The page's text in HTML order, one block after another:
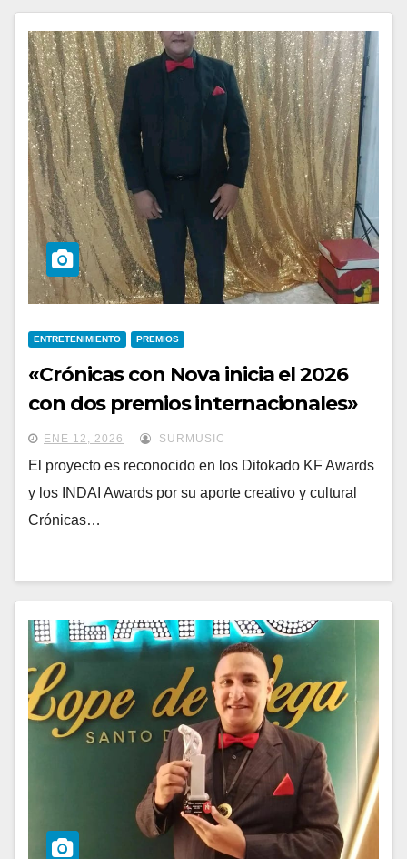
ENTRETENIMIENTO PREMIOS
«Crónicas con Nova inicia el 2026
con dos premios internacionales»
ENE 12, 2026 SURMUSIC
El proyecto es reconocido en los Ditokado KF Awards
y los INDAI Awards por su aporte creativo y cultural
Crónicas…